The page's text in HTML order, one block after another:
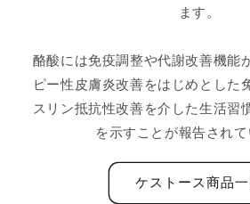
ます。
酪酸には免疫調整や代謝改善機能
ピー性皮膚炎改善をはじめとした
スリン抵抗性改善を介した生活習
を示すことが報告されて
ケストース商品